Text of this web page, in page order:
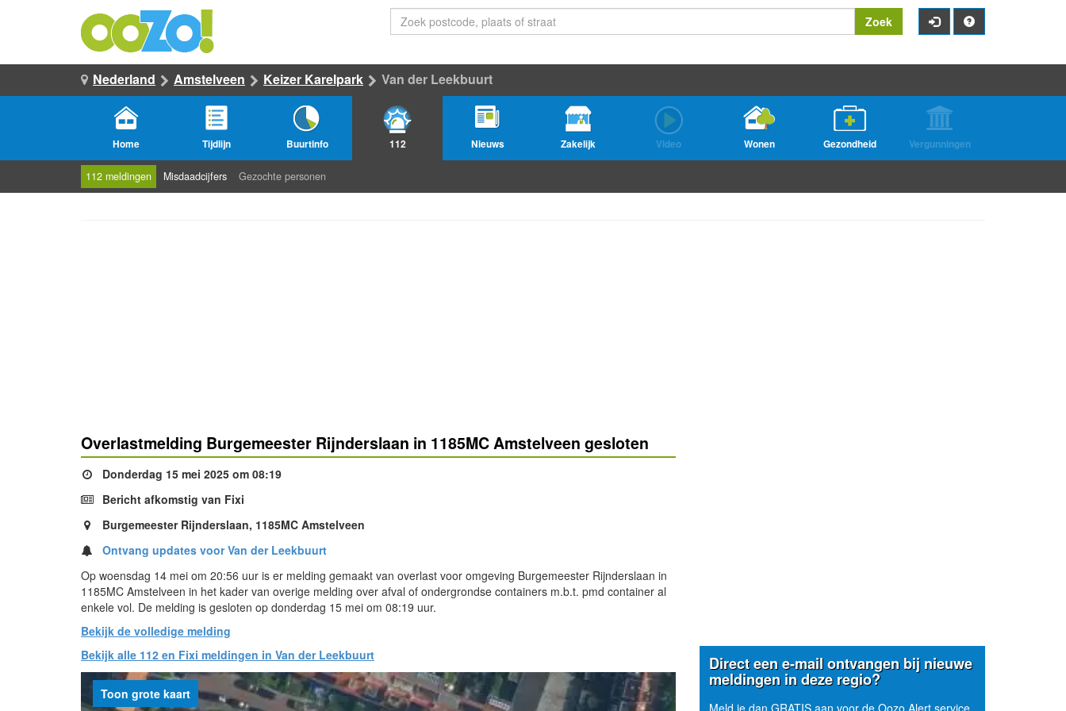
Zoek
Nederland Amstelveen Keizer Karelpark Van der Leekbuurt
Home Tijdlijn Buurtinfo 112 Nieuws Zakelijk Video Wonen Gezondheid Vergunningen
112 meldingen Misdaadcijfers Gezochte personen
Overlastmelding Burgemeester Rijnderslaan in 1185MC Amstelveen gesloten
Donderdag 15 mei 2025 om 08:19
Bericht afkomstig van Fixi
Burgemeester Rijnderslaan, 1185MC Amstelveen
Ontvang updates voor Van der Leekbuurt
Op woensdag 14 mei om 20:56 uur is er melding gemaakt van overlast voor omgeving Burgemeester Rijnderslaan in
1185MC Amstelveen in het kader van overige melding over afval of ondergrondse containers m.b.t. pmd container al
enkele vol. De melding is gesloten op donderdag 15 mei om 08:19 uur.
Bekijk de volledige melding
Bekijk alle 112 en Fixi meldingen in Van der Leekbuurt
Toon grote kaart
Direct een e-mail ontvangen bij nieuwe
meldingen in deze regio?
Meld je dan GRATIS aan voor de Oozo Alert service